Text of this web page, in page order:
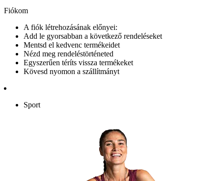
Fiókom
A fiók létrehozásának előnyei:
Add le gyorsabban a következő rendeléseket
Mentsd el kedvenc termékeidet
Nézd meg rendeléstörténeted
Egyszerűen téríts vissza termékeket
Kövesd nyomon a szállítmányt
Sport